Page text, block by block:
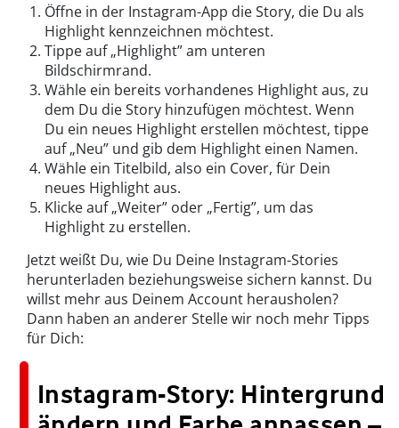
Öffne in der Instagram-App die Story, die Du als
Highlight kennzeichnen möchtest.
Tippe auf „Highlight” am unteren
Bildschirmrand.
Wähle ein bereits vorhandenes Highlight aus, zu
dem Du die Story hinzufügen möchtest. Wenn
Du ein neues Highlight erstellen möchtest, tippe
auf „Neu” und gib dem Highlight einen Namen.
Wähle ein Titelbild, also ein Cover, für Dein
neues Highlight aus.
Klicke auf „Weiter” oder „Fertig”, um das
Highlight zu erstellen.
Jetzt weißt Du, wie Du Deine Instagram-Stories
herunterladen beziehungsweise sichern kannst. Du
willst mehr aus Deinem Account herausholen?
Dann haben an anderer Stelle wir noch mehr Tipps
für Dich:
Instagram-Story: Hintergrund